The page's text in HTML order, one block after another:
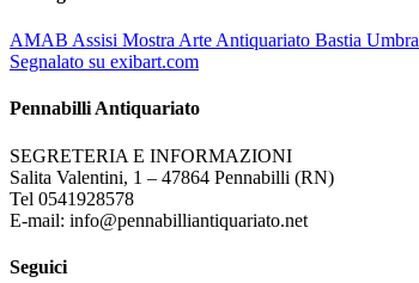
AMAB Assisi Mostra Arte Antiquariato Bastia Umbra
Segnalato su exibart.com
Pennabilli Antiquariato
SEGRETERIA E INFORMAZIONI
Salita Valentini, 1 – 47864 Pennabilli (RN)
Tel 0541928578
E-mail: info@pennabilliantiquariato.net
Seguici